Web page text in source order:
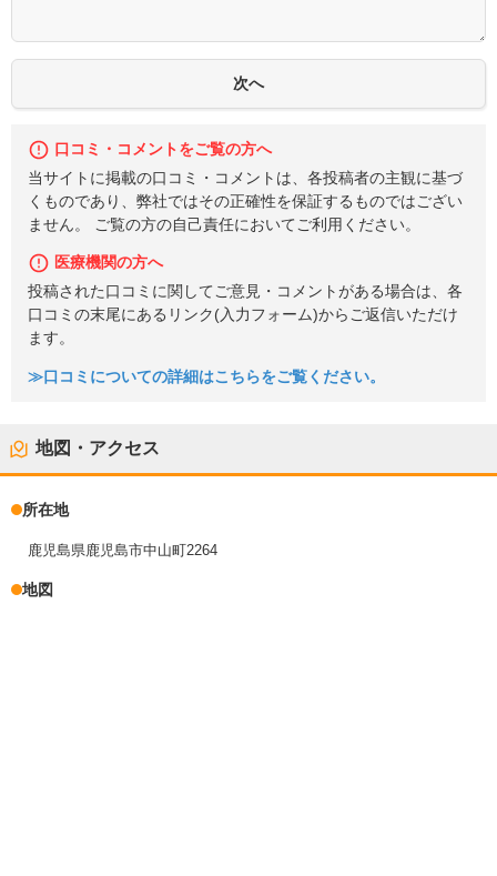
口コミ・コメントをご覧の方へ
当サイトに掲載の口コミ・コメントは、各投稿者の主観に基づ
くものであり、弊社ではその正確性を保証するものではござい
ません。 ご覧の方の自己責任においてご利用ください。
医療機関の方へ
投稿された口コミに関してご意見・コメントがある場合は、各
口コミの末尾にあるリンク(入力フォーム)からご返信いただけ
ます。
≫口コミについての詳細はこちらをご覧ください。
地図・アクセス
所在地
鹿児島県鹿児島市中山町2264
地図